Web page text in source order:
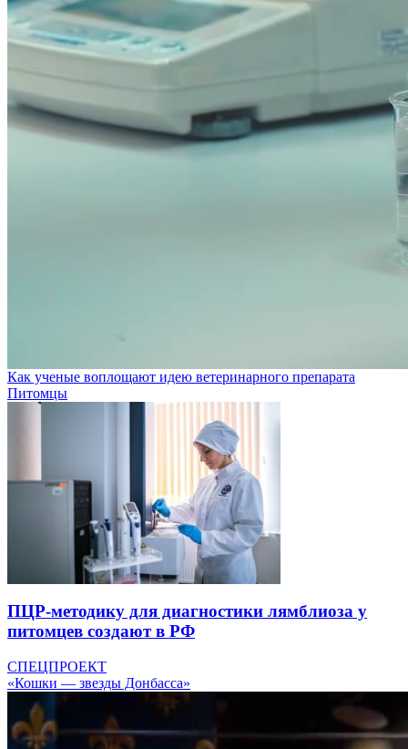
Как ученые воплощают идею ветеринарного препарата
Питомцы
ПЦР-методику для диагностики лямблиоза у
питомцев создают в РФ
СПЕЦПРОЕКТ
«Кошки — звезды Донбасса»